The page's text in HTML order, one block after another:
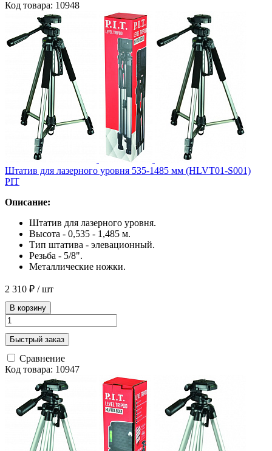
Код товара: 10948
Штатив для лазерного уровня 535-1485 мм (HLVT01-S001)
PIT
Описание:
Штатив для лазерного уровня.
Высота - 0,535 - 1,485 м.
Тип штатива - элевационный.
Резьба - 5/8".
Металлические ножки.
2 310 ₽ / шт
В корзину
Быстрый заказ
Сравнение
Код товара: 10947